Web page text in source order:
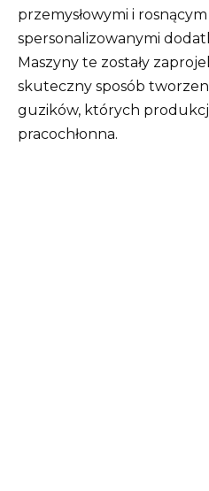
przemysłowymi i
spersonalizowanymi
Maszyny te zostały
skuteczny sposób
guzików, których
pracochłonna.